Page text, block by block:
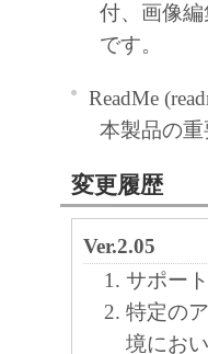
付、画像
です。
ReadMe
本製品の
変更履歴
Ver.2.05
サポー
特定の
境にお